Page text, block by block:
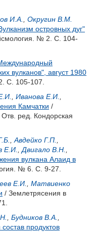
И.А.
Округин В.М.
островных дуг"
№ 2. С. 104-
вулканов", август 1980
С. 105-107.
Иванова Е.И.
Камчатки /
ред. Кондорская
Авдейко Г.П.
Е.И. Двигало В.Н.
вулкана Алаид в
№ 6. С. 9-27.
Е.И.
Матвиенко
/ Землетрясения в
Будников В.А.
продуктов